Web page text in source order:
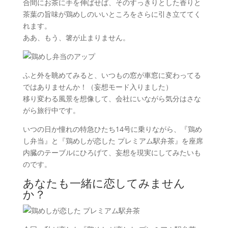
合間にお茶に手を伸ばせば、そのすっきりとした香りと
茶葉の旨味が鶏めしのいいところをさらに引き立ててく
れます。
ああ、もう、箸が止まりません。
ふと外を眺めてみると、いつもの窓が車窓に変わってる
ではありませんか！（妄想モード入りました）
移り変わる風景を想像して、会社にいながら気分はさな
がら旅行中です。
いつの日か憧れの特急ひたち14号に乗りながら、『鶏め
し弁当』と『鶏めしが恋した プレミアム駅弁茶』を座席
内臓のテーブルにひろげて、妄想を現実にしてみたいも
のです。
あなたも一緒に恋してみません
か？